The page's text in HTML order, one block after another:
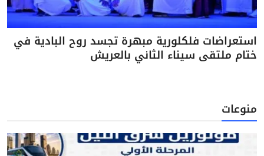
استعراضات فلكلورية مبهرة تجسد روح البادية في
ختام ملتقى سيناء الثاني بالعريش
منوعات